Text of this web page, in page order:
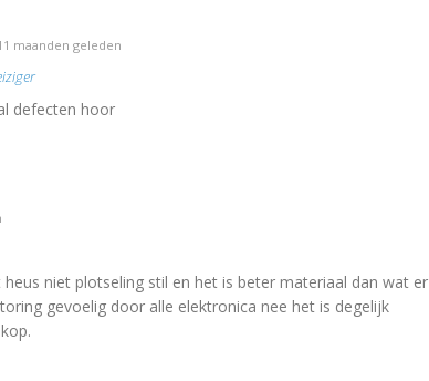
maanden geleden
defecten hoor
niet plotseling stil en het is beter materiaal dan wat er
gevoelig door alle elektronica nee het is degelijk